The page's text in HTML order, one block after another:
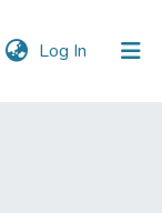
Log In (current)